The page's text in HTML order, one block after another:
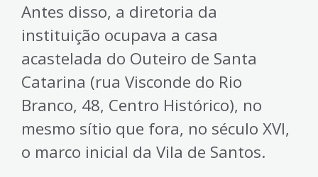
Antes disso, a diretoria da
instituição ocupava a casa
acastelada do Outeiro de Santa
Catarina (rua Visconde do Rio
Branco, 48, Centro Histórico), no
mesmo sítio que fora, no século XVI,
o marco inicial da Vila de Santos.